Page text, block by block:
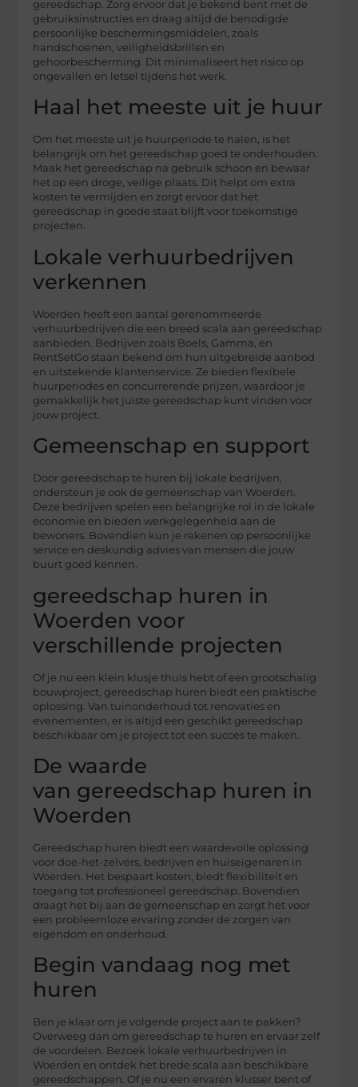
gereedschap. Zorg ervoor dat je bekend bent met de
gebruiksinstructies en draag altijd de benodigde
persoonlijke beschermingsmiddelen, zoals
handschoenen, veiligheidsbrillen en
gehoorbescherming. Dit minimaliseert het risico op
ongevallen en letsel tijdens het werk.
Haal het meeste uit je huur
Om het meeste uit je huurperiode te halen, is het
belangrijk om het gereedschap goed te onderhouden.
Maak het gereedschap na gebruik schoon en bewaar
het op een droge, veilige plaats. Dit helpt om extra
kosten te vermijden en zorgt ervoor dat het
gereedschap in goede staat blijft voor toekomstige
projecten.
Lokale verhuurbedrijven
verkennen
Woerden heeft een aantal gerenommeerde
verhuurbedrijven die een breed scala aan gereedschap
aanbieden. Bedrijven zoals Boels, Gamma, en
RentSetGo staan bekend om hun uitgebreide aanbod
en uitstekende klantenservice. Ze bieden flexibele
huurperiodes en concurrerende prijzen, waardoor je
gemakkelijk het juiste gereedschap kunt vinden voor
jouw project.
Gemeenschap en support
Door gereedschap te huren bij lokale bedrijven,
ondersteun je ook de gemeenschap van Woerden.
Deze bedrijven spelen een belangrijke rol in de lokale
economie en bieden werkgelegenheid aan de
bewoners. Bovendien kun je rekenen op persoonlijke
service en deskundig advies van mensen die jouw
buurt goed kennen.
gereedschap huren in
Woerden voor
verschillende projecten
Of je nu een klein klusje thuis hebt of een grootschalig
bouwproject, gereedschap huren biedt een praktische
oplossing. Van tuinonderhoud tot renovaties en
evenementen, er is altijd een geschikt gereedschap
beschikbaar om je project tot een succes te maken.
De waarde
van gereedschap huren in
Woerden
Gereedschap huren biedt een waardevolle oplossing
voor doe-het-zelvers, bedrijven en huiseigenaren in
Woerden. Het bespaart kosten, biedt flexibiliteit en
toegang tot professioneel gereedschap. Bovendien
draagt het bij aan de gemeenschap en zorgt het voor
een probleemloze ervaring zonder de zorgen van
eigendom en onderhoud.
Begin vandaag nog met
huren
Ben je klaar om je volgende project aan te pakken?
Overweeg dan om gereedschap te huren en ervaar zelf
de voordelen. Bezoek lokale verhuurbedrijven in
Woerden en ontdek het brede scala aan beschikbare
gereedschappen. Of je nu een ervaren klusser bent of